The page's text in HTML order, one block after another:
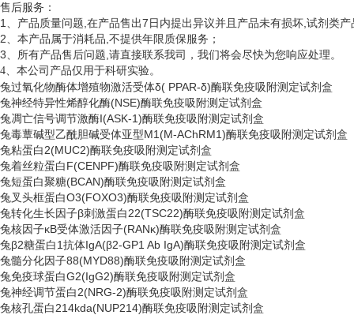
售后服务：
1、产品质量问题,在产品售出7日内提出异议并且产品未有损坏,试剂类
2、本产品属于消耗品,不提供年限质保服务；
3、所有产品售后问题,请直接联系我司，我们将会尽快为您响应处理。
4 本公司产品仅用于科研实验。
兔过氧化物酶体增殖物激活受体δ( PPAR-δ)酶联免疫吸附测定试剂盒
兔神经特异性烯醇化酶(NSE)酶联免疫吸附测定试剂盒
兔凋亡信号调节激酶I(ASK-1)酶联免疫吸附测定试剂盒
兔毒蕈碱型乙酰胆碱受体亚型M1(M-AChRM1)酶联免疫吸附测定试剂盒
兔粘蛋白2(MUC2)酶联免疫吸附测定试剂盒
兔着丝粒蛋白F(CENPF)酶联免疫吸附测定试剂盒
兔短蛋白聚糖(BCAN)酶联免疫吸附测定试剂盒
兔叉头框蛋白O3(FOXO3)酶联免疫吸附测定试剂盒
兔转化生长因子β刺激蛋白22(TSC22)酶联免疫吸附测定试剂盒
兔核因子κB受体激活因子(RANκ)酶联免疫吸附测定试剂盒
兔β2糖蛋白1抗体IgA(β2-GP1 Ab IgA)酶联免疫吸附测定试剂盒
兔髓分化因子88(MYD88)酶联免疫吸附测定试剂盒
兔免疫球蛋白G2(IgG2)酶联免疫吸附测定试剂盒
兔神经调节蛋白2(NRG-2)酶联免疫吸附测定试剂盒
兔核孔蛋白214kda(NUP214)酶联免疫吸附测定试剂盒